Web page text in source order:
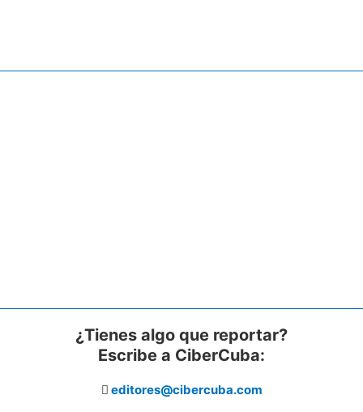
¿Tienes algo que reportar?
Escribe a CiberCuba:
editores@cibercuba.com